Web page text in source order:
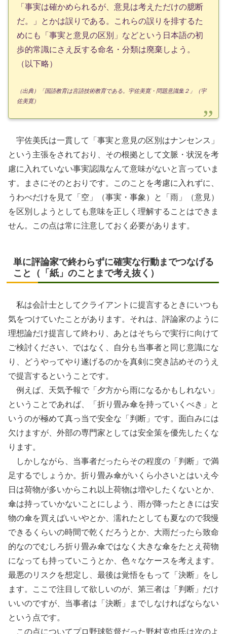
「事実は確かめられるが、意見は考えただけの臆断
だ。」とかは誤りである。これらの誤りを排するた
めにも「事実と意見の区別」などという日本語の初
歩的常識にさえ反する命名・分類は廃棄しよう。
（以下略）
（出典）「国語教育は言語技術教育である。宇佐美寛・問題意識集２」（宇
佐美寛）
宇佐美氏は一貫して「事実と意見の区別はナンセンス」
という主張をされており、その根拠として文脈・状況を考
慮に入れていない事実認識なんて意味がないと言っていま
す。まさにそのとおりです。このことを考慮に入れずに、
うわべだけを見て「空」（事実・事象）と「雨」（意見）
を区別しようとしても意味を正しく理解することはできま
せん。この点は常に注意しておく必要があります。
単に評論家で終わらずに確実な行動までつなげる
こと（「紙」のことまで考え抜く）
私は会計士としてクライアントに提言するときにいつも
気をつけていたことがあります。それは、評論家のように
理想論だけ提言して終わり、あとはそちらで実行に向けて
ご検討ください、ではなく、自分も当事者と同じ意識にな
り、どうやってやり遂げるのかを真剣に突き詰めそのうえ
で提言するということです。
例えば、天気予報で「夕方から雨になるかもしれない」
ということであれば、「折り畳み傘を持っていくべき」と
いうのが極めて真っ当で安全な「判断」です。面白みには
欠けますが、外部の専門家としては安全策を優先したくな
ります。
しかしながら、当事者だったらその程度の「判断」で満
足するでしょうか。折り畳み傘がいくら小さいとはいえ今
日は荷物が多いからこれ以上荷物は増やしたくないとか、
傘は持っていかないことにしよう、雨が降ったときには安
物の傘を買えばいいやとか、濡れたとしても夏なので我慢
できるくらいの時間で乾くだろうとか、大雨だったら致命
的なのでむしろ折り畳み傘ではなく大きな傘をたとえ荷物
になっても持っていこうとか、色々なケースを考えます。
最悪のリスクを想定し、最後は覚悟をもって「決断」をし
ます。ここで注目して欲しいのが、第三者は「判断」だけ
いいのですが、当事者は「決断」までしなければならない
という点です。
この点についてプロ野球監督だった野村克也氏は次のよ